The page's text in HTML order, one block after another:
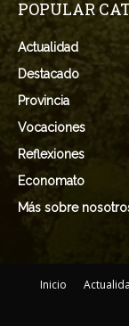
POPULAR
Actualidad
Destacado
Provincia
Vocaciones
Reflexiones
Economato
Más sobre
Inicio